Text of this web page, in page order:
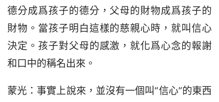
德分成爲孩子的德分，父母的財物成爲孩子的
財物。當孩子明白這樣的慈親心時，就叫信心
決定。孩子對父母的感激，就化爲心念的報謝
和口中的稱名出來。
蒙光：事實上說來，並沒有一個叫“信心”的東西